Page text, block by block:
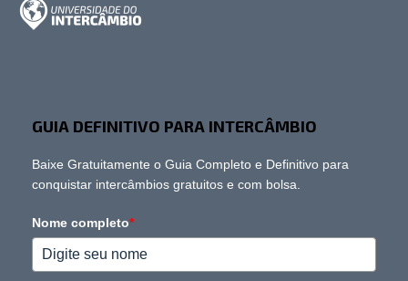
GUIA DEFINITIVO PARA INTERCÂMBIO
Baixe Gratuitamente o Guia Completo e Definitivo para
conquistar intercâmbios gratuitos e com bolsa.
Nome completo*